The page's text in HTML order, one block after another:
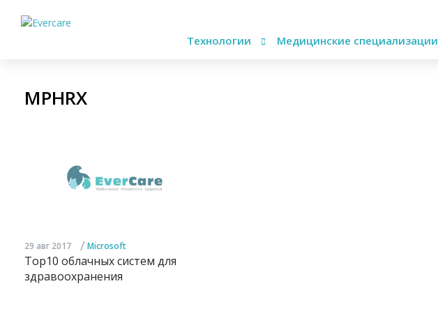
Технологии Медицинские специализации
MPHRX
29 авг 2017 / Microsoft
Top10 облачных систем для
здравоохранения